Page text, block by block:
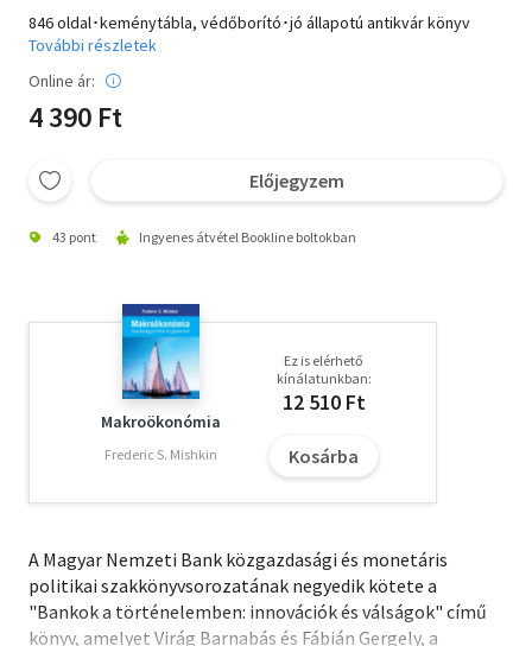
846 oldal･keménytábla, védőborító･jó állapotú antikvár könyv
További részletek
Online ár:
4 390 Ft
Előjegyzem
43 pont Ingyenes átvétel Bookline boltokban
Makroökonómia
Frederic S. Mishkin
Ez is elérhető
kínálatunkban:
12 510 Ft
Kosárba
A Magyar Nemzeti Bank közgazdasági és monetáris
politikai szakkönyvsorozatának negyedik kötete a
"Bankok a történelemben: innovációk és válságok" című
könyv, amelyet Virág Barnabás és Fábián Gergely, a